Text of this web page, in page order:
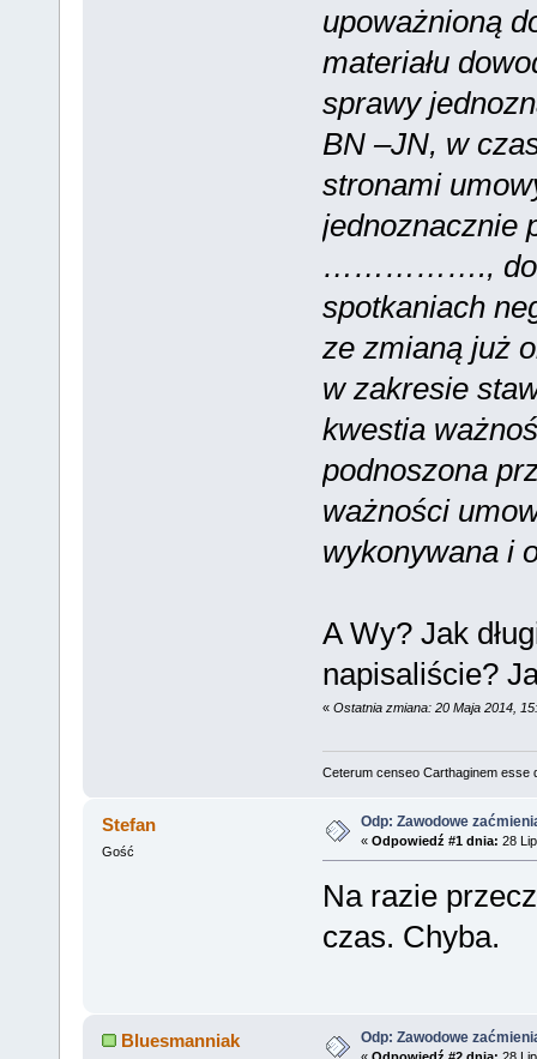
upoważnioną
materiału
sprawy
BN –JN, w
stronami
jednoznacznie
…………….,
spotkaniach
ze zmianą już
w zakresie
kwestia
podnoszona
ważności
wykonywana i
A Wy? Jak
napisaliście?
« Ostatnia zmiana: 20 Maja 2014,
Ceterum censeo Carthaginem esse
Stefan
Gość
Odp: Zawodowe
« Odpowiedź #1 dnia: 28
Na razie
czas. Chyba.
Bluesmanniak Odp: Zawodowe